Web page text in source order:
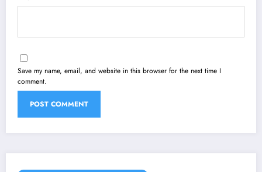
Save my name, email, and website in this browser for the next time I
comment.